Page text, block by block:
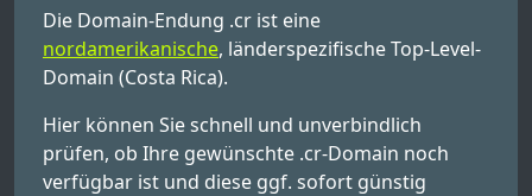
Die Domain-Endung .cr ist eine
nordamerikanische, länderspezifische Top-Level-
Domain (Costa Rica).
Hier können Sie schnell und unverbindlich
prüfen, ob Ihre gewünschte .cr-Domain noch
verfügbar ist und diese ggf. sofort günstig